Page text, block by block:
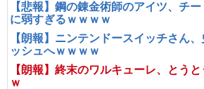
【悲報】鋼の錬金術師のアイツ、チ
に弱すぎるｗｗｗｗ
【朗報】ニンテンドースイッチさん
ッシュへｗｗｗｗ
【朗報】終末のワルキューレ、とう
ｗ